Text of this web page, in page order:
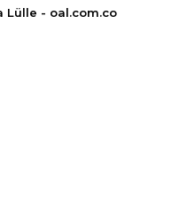
Lülle - oal.com.co